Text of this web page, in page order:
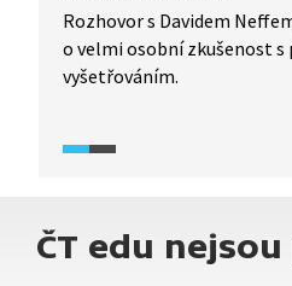
Rozhovor s Davidem
o velmi osobní zkušenost
vyšetřováním.
ČT edu